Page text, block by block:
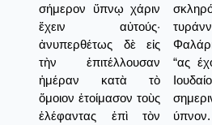
σήμερον ὕπνῳ χάριν
ἔχειν αὐτούς·
ἀνυπερθέτως δὲ εἰς
τὴν ἐπιτέλλουσαν
ἡμέραν κατὰ τὸ
ὅμοιον ἑτοίμασον τοὺς
ἐλέφαντας ἐπὶ τὸν
“ας
ύπνον.